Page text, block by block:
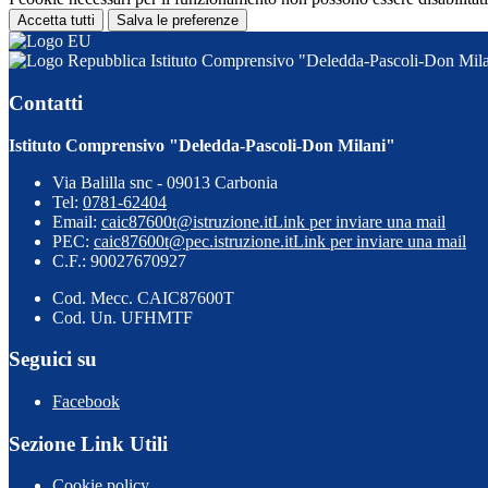
Accetta tutti Salva le preferenze
Istituto Comprensivo "Deledda-Pascoli-Don
Contatti
Istituto Comprensivo "Deledda-Pascoli-Don Milani"
Via Balilla snc - 09013 Carbonia
Tel: 0781-62404
Email: caic87600t@istruzione.itLink per inviare una mail
PEC: caic87600t@pec.istruzione.itLink per inviare una mail
C.F.: 90027670927
Cod. Mecc. CAIC87600T
Cod. Un. UFHMTF
Seguici su
Facebook
Sezione Link Utili